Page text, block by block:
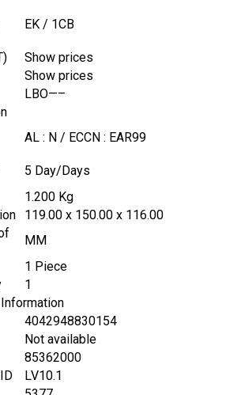
EK / 1CB
Show prices
Show prices
LBO—–
AL : N / ECCN : EAR99
5 Day/Days
1.200 Kg
119.00 x 150.00 x 116.00
MM
1 Piece
1
4042948830154
Not available
85362000
LV10.1